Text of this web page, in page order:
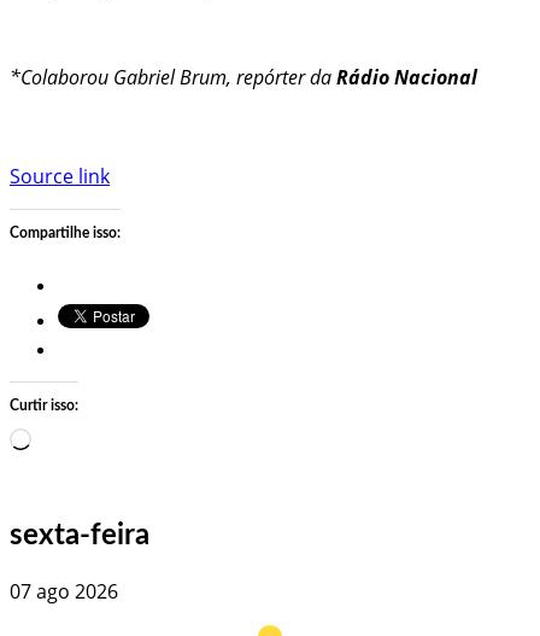
*Colaborou Gabriel Brum, repórter daRádio Nacional
Source link
Compartilhe isso:
Curtir isso:
Carregando…
sexta-feira
07 ago 2026